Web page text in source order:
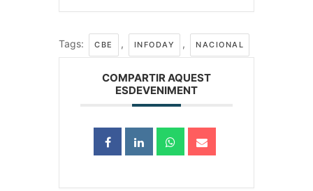
Tags: CBE , INFODAY , NACIONAL
COMPARTIR AQUEST
ESDEVENIMENT